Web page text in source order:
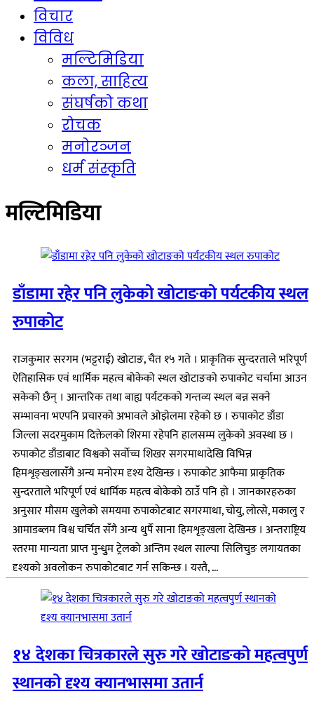
विचार
विविध
मल्टिमिडिया
कला, साहित्य
संघर्षको कथा
रोचक
मनोरञ्जन
धर्म संस्कृति
मल्टिमिडिया
डाँडामा रहेर पनि लुकेको खोटाङको पर्यटकीय स्थल
रुपाकोट
राजकुमार सरगम (भट्टराई) खोटाङ, चैत १५ गते । प्राकृतिक सुन्दरताले भरिपूर्ण
ऐतिहासिक एवं धार्मिक महत्व बोकेको स्थल खोटाङको रुपाकोट चर्चामा आउन
सकेको छैन् । आन्तरिक तथा बाह्य पर्यटकको गन्तव्य स्थल बन्न सक्ने
सम्भावना भएपनि प्रचारको अभावले ओझेलमा रहेको छ । रुपाकोट डाँडा
जिल्ला सदरमुकाम दिक्तेलको शिरमा रहेपनि हालसम्म लुकेको अवस्था छ ।
रुपाकोट डाँडाबाट विश्वको सर्वोच्च शिखर सगरमाथादेखि विभिन्न
हिमशृङ्खलासँगै अन्य मनोरम दृश्य देखिन्छ । रुपाकोट आफैमा प्राकृतिक
सुन्दरताले भरिपूर्ण एवं धार्मिक महत्व बोकेको ठाउँ पनि हो । जानकारहरुका
अनुसार मौसम खुलेको समयमा रुपाकोटबाट सगरमाथा, चोयु, लोत्से, मकालु र
आमाडब्लम विश्व चर्चित सँगै अन्य थुर्पै साना हिमशृङ्खला देखिन्छ । अन्तराष्ट्रिय
स्तरमा मान्यता प्राप्त मुन्धुुम ट्रेलको अन्तिम स्थल साल्पा सिलिचुङ लगायतका
दृश्यको अवलोकन रुपाकोटबाट गर्न सकिन्छ । यस्तै, ...
१४ देशका चित्रकारले सुरु गरे खोटाङको महत्वपुर्ण
स्थानको दृश्य क्यानभासमा उतार्न